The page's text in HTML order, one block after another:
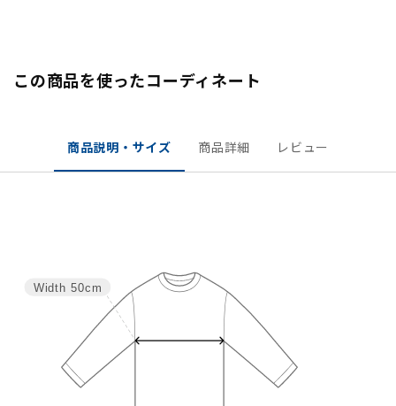
この商品を使ったコーディネート
商品説明・サイズ 商品詳細 レビュー
Width 50cm